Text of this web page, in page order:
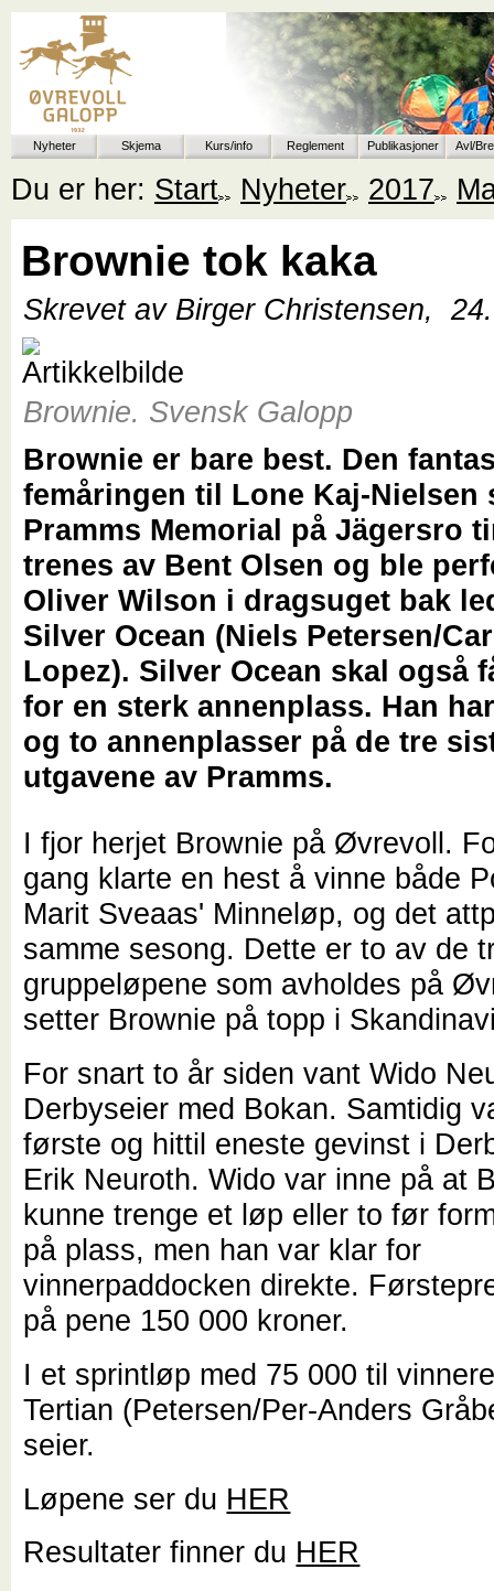
Nyheter Skjema Kurs/info Reglement Publikasjoner Avl/
Du er her: Start Nyheter 2017
Brownie tok kaka
Skrevet av Birger Christensen,
Brownie. Svensk Galopp
Brownie er bare best. Den
femåringen til Lone Kaj-Nielsen
Pramms Memorial på Jägersro
trenes av Bent Olsen og ble
Oliver Wilson i dragsuget bak
Silver Ocean (Niels Petersen/
Lopez). Silver Ocean skal også
for en sterk annenplass. Han
og to annenplasser på de tre
utgavene av Pramms.
I fjor herjet Brownie på Øvrevoll.
gang klarte en hest å vinne både
Marit Sveaas' Minneløp, og det
samme sesong. Dette er to av de
gruppeløpene som avholdes på
setter Brownie på topp i
For snart to år siden vant Wido
Derbyseier med Bokan. Samtidig
første og hittil eneste gevinst i
Erik Neuroth. Wido var inne på at
kunne trenge et løp eller to før
på plass, men han var klar for
vinnerpaddocken direkte.
på pene 150 000 kroner.
I et sprintløp med 75 000 til
Tertian (Petersen/Per-Anders
seier.
Løpene ser du HER
Resultater finner du HER